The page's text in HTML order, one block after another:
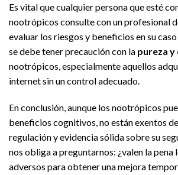
Es vital que cualquier persona que esté
nootrópicos consulte con un profesional
evaluar los riesgos y beneficios en su
se debe tener precaución con la pureza y
nootrópicos, especialmente aquellos
internet sin un control adecuado.
En conclusión, aunque los nootrópicos
beneficios cognitivos, no están exentos
regulación y evidencia sólida sobre su
nos obliga a preguntarnos: ¿valen la
adversos para obtener una mejora